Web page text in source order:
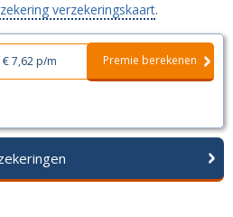
verzekeringskaart.
7,62 p/m Premie berekenen